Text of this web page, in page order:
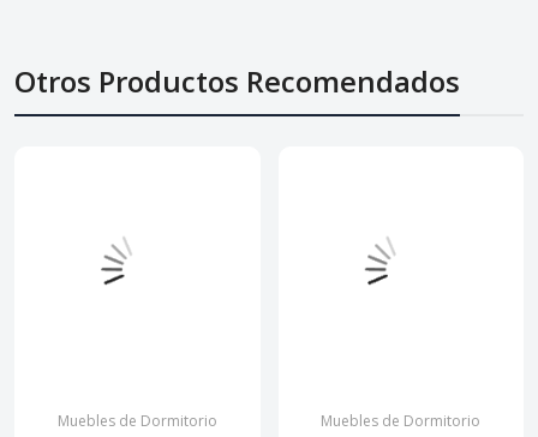
Otros Productos Recomendados
Muebles de Dormitorio Muebles de Dormitorio